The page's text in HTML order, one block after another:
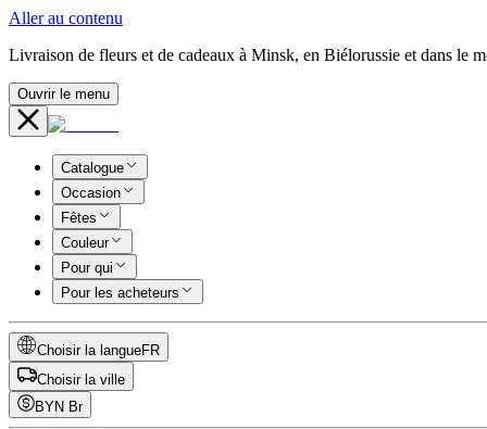
Aller au contenu
Livraison de fleurs et de cadeaux à Minsk, en Biélorussie et dans le
Ouvrir le menu
Catalogue
Occasion
Fêtes
Couleur
Pour qui
Pour les acheteurs
Choisir la langueFR
Choisir la ville
BYN Br